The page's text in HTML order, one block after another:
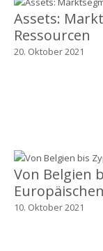
Assets:
Ressourcen
20. Oktober 2021
Von Belgien
10. Oktober 2021